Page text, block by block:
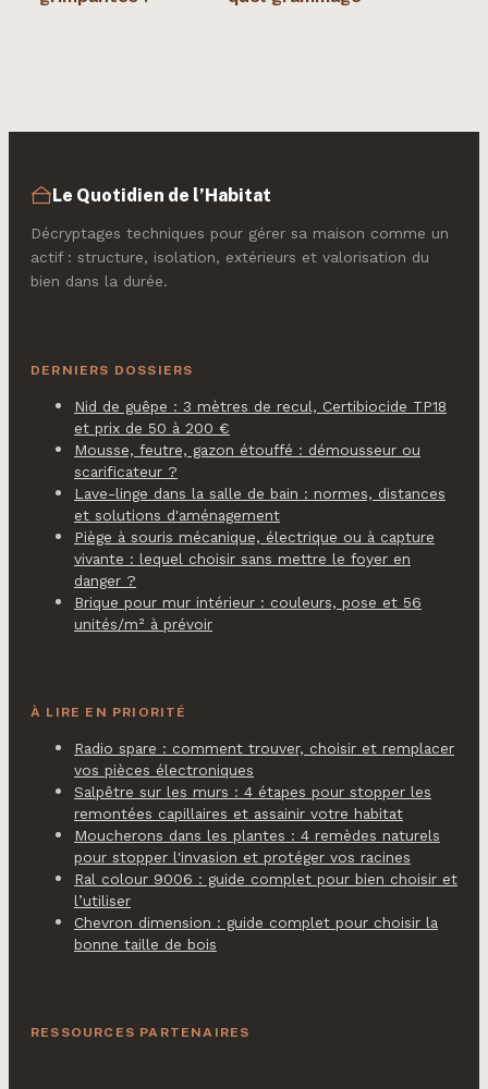
Le Quotidien de l’Habitat
Décryptages techniques pour gérer sa maison comme un
actif : structure, isolation, extérieurs et valorisation du
bien dans la durée.
DERNIERS DOSSIERS
Nid de guêpe : 3 mètres de recul, Certibiocide TP18
et prix de 50 à 200 €
Mousse, feutre, gazon étouffé : démousseur ou
scarificateur ?
Lave-linge dans la salle de bain : normes, distances
et solutions d'aménagement
Piège à souris mécanique, électrique ou à capture
vivante : lequel choisir sans mettre le foyer en
danger ?
Brique pour mur intérieur : couleurs, pose et 56
unités/m² à prévoir
À LIRE EN PRIORITÉ
Radio spare : comment trouver, choisir et remplacer
vos pièces électroniques
Salpêtre sur les murs : 4 étapes pour stopper les
remontées capillaires et assainir votre habitat
Moucherons dans les plantes : 4 remèdes naturels
pour stopper l'invasion et protéger vos racines
Ral colour 9006 : guide complet pour bien choisir et
l’utiliser
Chevron dimension : guide complet pour choisir la
bonne taille de bois
RESSOURCES PARTENAIRES